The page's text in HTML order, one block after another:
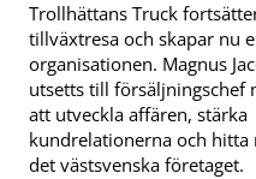
Trollhättans Truck
tillväxtresa och skapar nu
organisationen. Magnus
utsetts till försäljningschef
att utveckla affären, stärka
kundrelationerna och
det västsvenska företaget.